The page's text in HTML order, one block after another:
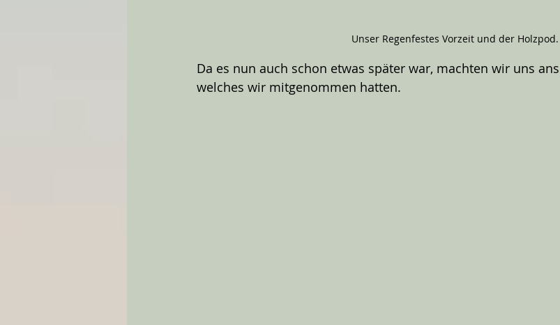
Unser Regenfestes Vorzeit und der Holzpod.
Da es nun auch schon etwas später war, machten wir uns
welches wir mitgenommen hatten.